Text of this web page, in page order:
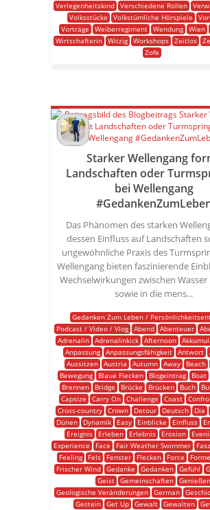
Verlegenheitskind
Verschiedene Rollen
Volksstücke
Volkstümliche Hörspiele
Vorträge
Weiberregiment Wendung Wien
Wirtschafterin Witzig Workshops Zeitlos
Zofe
Starker Wellengang
Landschaften oder
bei Wellengang
Das Phänomen des starken
dessen Einfluss auf Landschaften
ungewöhnliche Praxis des
Wellengang bieten faszinierende
Wechselwirkungen zwischen
sowie in die mens...
Gedanken Zum Leben /
Podcast / Video / Vlog Abend Abenteuer
Adrenalin Adrenalinkick Afternoon
Anpassung Anpassungsfähigkeit Antwort
Aussitzen Austria Autumn Away Beach
Bewegung
Blaue Flecken Blogeintrag Boat
Brennen
Bridge Brücke Brücken Buch
Capsize
Carry On Challenge Coast
Cross-country Crown Detour Deutsch Die
Dünen
Dynamik Easy Einblicke Einfluss
Ereignis
Erleben Erlebnis Erosion
Experience
Face Fair Weather Swimmer
Feeling
Fels Fenster Flecken Force
Frischer Wind
Gedanke Gedanken Gefühl
Geist
Gemeinschaften
Genießen
Geologische Veränderungen
German
Gestein
Get Up Gewalt Gewalten